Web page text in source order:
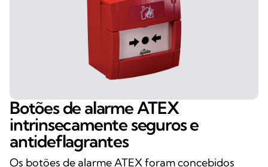
Botões de alarme ATEX
intrinsecamente seguros e
antideflagrantes
Os botões de alarme ATEX foram concebidos